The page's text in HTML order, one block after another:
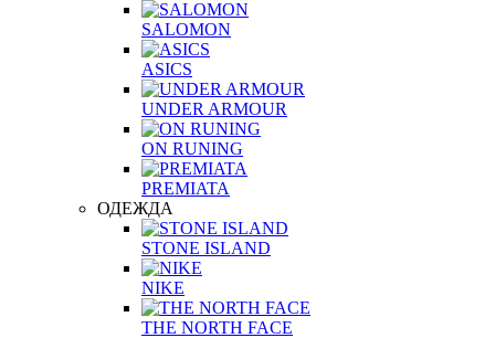
SALOMON
ASICS
UNDER ARMOUR
ON RUNING
PREMIATA
ОДЕЖДА
STONE ISLAND
NIKE
THE NORTH FACE